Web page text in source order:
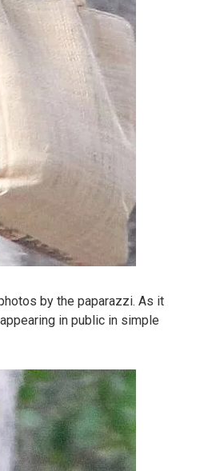
by the paparazzi. As it
in public in simple